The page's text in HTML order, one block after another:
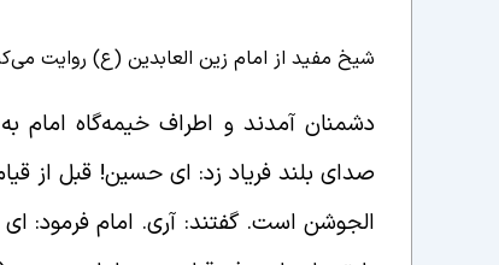
شیخ مفید از امام زین العابدین (ع) روایت
دشمنان آمدند و اطراف خیمه‌گاه امام
صدای بلند فریاد زد: ای حسین! قبل از
الجوشن است. گفتند: آری. امام فرمود: